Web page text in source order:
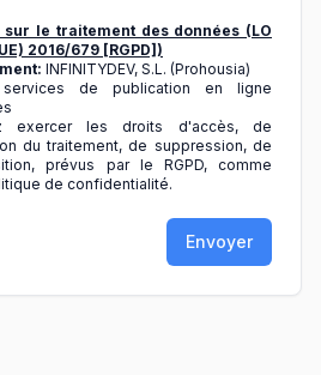
le traitement des données (LO
2016/679 [RGPD])
INFINITYDEV, S.L. (Prohousia)
de publication en ligne
exercer les droits d'accès, de
du traitement, de suppression, de
prévus par le RGPD, comme
de confidentialité.
Envoyer